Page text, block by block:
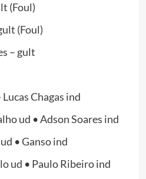
(Foul)
(Foul)
– gult
Lucas Chagas ind
ud • Adson Soares ind
• Ganso ind
ud • Paulo Ribeiro ind